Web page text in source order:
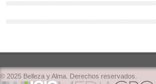
© 2025 Belleza y Alma. Derechos reservados.